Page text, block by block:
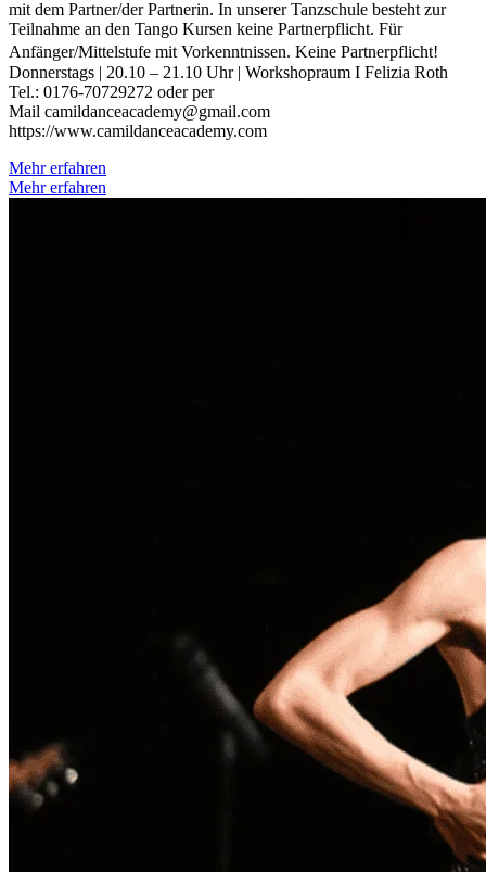
mit dem Partner/der Partnerin. In unserer Tanzschule besteht zur
Teilnahme an den Tango Kursen keine Partnerpflicht. ​ Für
Anfänger/Mittelstufe mit Vorkenntnissen. Keine Partnerpflicht!
Donnerstags | 20.10 – 21.10 Uhr | Workshopraum I Felizia Roth
Tel.: 0176-70729272 oder per
Mail camildanceacademy@gmail.com
https://www.camildanceacademy.com
Mehr erfahren
Mehr erfahren